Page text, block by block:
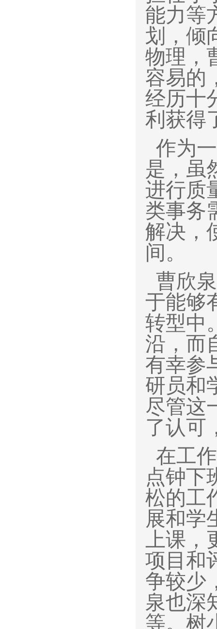
能力等
划，倾
物理，
容易的
经历十
利获得
作为
是，虽
进行质
类事务
解决，
间。
曹欣
于能够
转型中
沿，而
有幸参
研员和
尽管这
了认可
在工
点钟下
松的工
展和学
上课
项目和
争较少
泉也深
等。树